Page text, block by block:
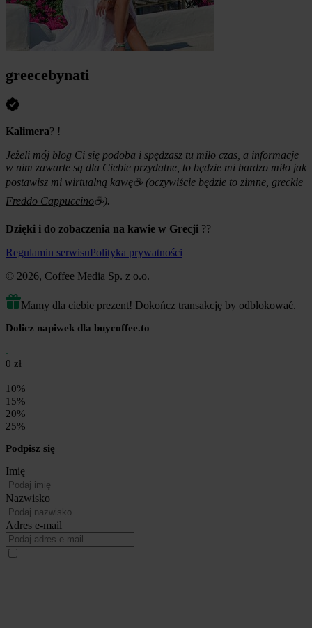
greecebynati
Kalimera? !
Jeżeli mój blog Ci się podoba i spędzasz tu miło czas, a informacje
w nim zawarte są dla Ciebie przydatne, to będzie mi bardzo miło jak
postawisz mi wirtualną kawę☕ (oczywiście będzie to zimne, greckie
Freddo Cappuccino☕).
Dzięki i do zobaczenia na kawie w Grecji ??
Regulamin serwisuPolityka prywatności
© 2026, Coffee Media Sp. z o.o.
Mamy dla ciebie prezent! Dokończ transakcję by odblokować.
Dolicz napiwek dla buycoffee.to
0 zł
10%
15%
20%
25%
Podpisz się
Imię
Nazwisko
Adres e-mail